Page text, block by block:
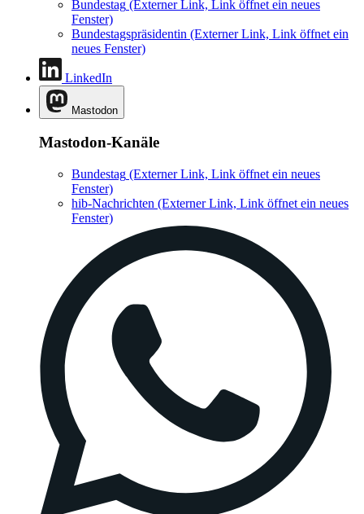
Bundestag (Externer Link, Link öffnet ein neues
Fenster)
Bundestagspräsidentin (Externer Link, Link öffnet ein
neues Fenster)
LinkedIn
Mastodon
Mastodon-Kanäle
Bundestag (Externer Link, Link öffnet ein neues
Fenster)
hib-Nachrichten (Externer Link, Link öffnet ein neues
Fenster)